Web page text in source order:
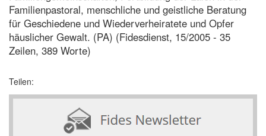
Familienpastoral, menschliche und geistliche Beratung
für Geschiedene und Wiederverheiratete und Opfer
häuslicher Gewalt. (PA) (Fidesdienst, 15/2005 - 35
Zeilen, 389 Worte)
Teilen: